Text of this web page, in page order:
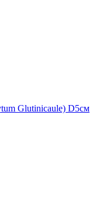
Glutinicaule) D5см